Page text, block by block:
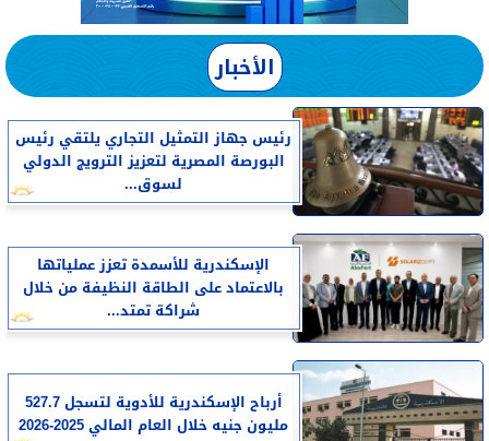
الأخبار
رئيس جهاز التمثيل التجاري يلتقي رئيس
البورصة المصرية لتعزيز الترويج الدولي
لسوق...
الإسكندرية للأسمدة تعزز عملياتها
بالاعتماد على الطاقة النظيفة من خلال
شراكة تمتد...
أرباح الإسكندرية للأدوية لتسجل 527.7
مليون جنيه خلال العام المالي 2025-2026